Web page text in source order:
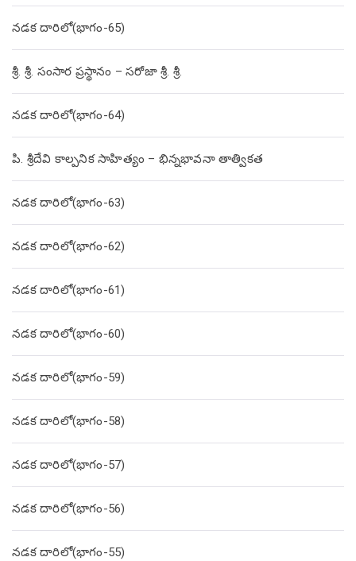
నడక దారిలో(భాగం-65)
శ్రీ. శ్రీ. సంసార ప్రస్థానం – సరోజా శ్రీ. శ్రీ.
నడక దారిలో(భాగం-64)
పి. శ్రీదేవి కాల్పనిక సాహిత్యం – భిన్నభావనా తాత్వికత
నడక దారిలో(భాగం-63)
నడక దారిలో(భాగం-62)
నడక దారిలో(భాగం-61)
నడక దారిలో(భాగం-60)
నడక దారిలో(భాగం-59)
నడక దారిలో(భాగం-58)
నడక దారిలో(భాగం-57)
నడక దారిలో(భాగం-56)
నడక దారిలో(భాగం-55)